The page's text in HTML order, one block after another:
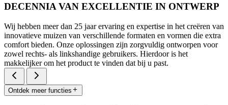
DECENNIA VAN EXCELLENTIE IN ONTWERP
Wij hebben meer dan 25 jaar ervaring en expertise in het creëren van
innovatieve muizen van verschillende formaten en vormen die extra
comfort bieden. Onze oplossingen zijn zorgvuldig ontworpen voor
zowel rechts- als linkshandige gebruikers. Hierdoor is het
makkelijker om het product te vinden dat bij u past.
Ontdek meer functies